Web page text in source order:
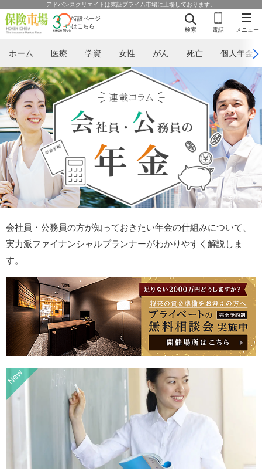
アドバンスクリエイトは東証プライム市場に上場しております。
メニュー
検索 電話
特設ページ
は こちら
ホーム 医療 学資 女性 がん 死亡 個人年金
会社員・公務員の方が知っておきたい年金の仕組みについて、
実力派ファイナンシャルプランナーがわかりやすく解説しま
す。